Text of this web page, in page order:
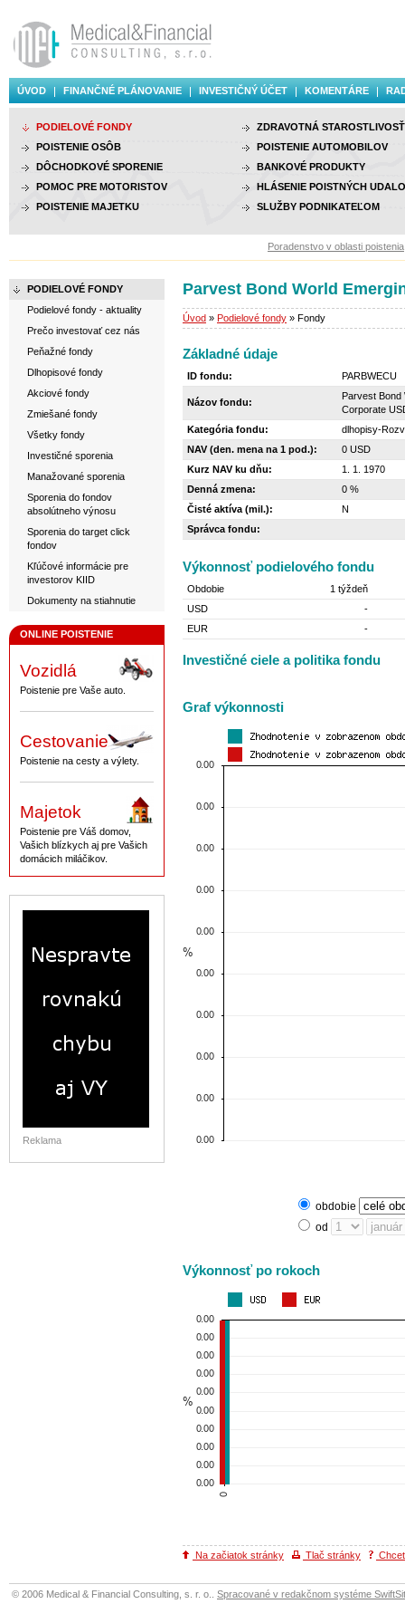
ÚVOD FINANČNÉ PLÁNOVANIE INVESTIČNÝ ÚČET KOMENTÁRE
PODIELOVÉ FONDY
POISTENIE OSÔB
DÔCHODKOVÉ SPORENIE
POMOC PRE MOTORISTOV
POISTENIE MAJETKU
ZDRAVOTNÁ STAROSTLIVOSŤ
POISTENIE AUTOMOBILOV
BANKOVÉ PRODUKTY
HLÁSENIE POISTNÝCH
SLUŽBY PODNIKATEĽOM
Poradenstvo v oblasti poistenia,
PODIELOVÉ FONDY
Podielové fondy - aktuality
Prečo investovať cez nás
Peňažné fondy
Dlhopisové fondy
Akciové fondy
Zmiešané fondy
Všetky fondy
Investičné sporenia
Manažované sporenia
Sporenia do fondov
absolútneho výnosu
Sporenia do target click
fondov
Kľúčové informácie pre
investorov KIID
Dokumenty na stiahnutie
ONLINE POISTENIE
Vozidlá
Poistenie pre Vaše auto.
Cestovanie
Poistenie na cesty a výlety.
Majetok
Poistenie pre Váš domov,
Vašich blízkych aj pre Vašich
domácich miláčikov.
Reklama
Parvest Bond World
Úvod » Podielové fondy » Fondy
Základné údaje
ID fondu: PARBWECU
Názov fondu:
Parvest Bond
Corporate
Kategória fondu:
dlhopisy-
NAV (den. mena na 1 pod.):
0 USD
Kurz NAV ku dňu:
1. 1. 1970
Denná zmena:
0 %
Čisté aktíva (mil.):
N
Správca fondu:
Výkonnosť podielového fondu
Obdobie
1 týždeň
USD
-
EUR
-
Investičné ciele a politika fondu
Graf výkonnosti
obdobie
od
Výkonnosť po rokoch
Na začiatok stránky Tlač stránky
© 2006 Medical & Financial Consulting, s. r. o.. Spracované v redakčnom systéme